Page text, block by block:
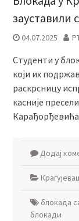
зауставили
04.07.2025
Студенти у
који их
раскрсницу
касније
Додај
Крагујевац
блокада
блокади